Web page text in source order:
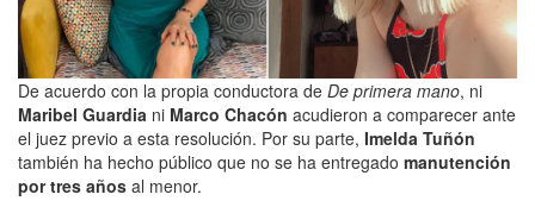
De acuerdo con la propia conductora de De primera mano, ni
Maribel Guardia ni Marco Chacón acudieron a comparecer ante
el juez previo a esta resolución. Por su parte, Imelda Tuñón
también ha hecho público que no se ha entregado manutención
por tres años al menor.